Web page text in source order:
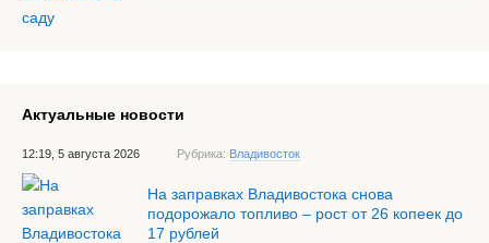
Актуальные новости
12:19, 5 августа 2026 Рубрика: Владивосток
На заправках Владивостока снова
подорожало топливо – рост от 26 копеек до
17 рублей